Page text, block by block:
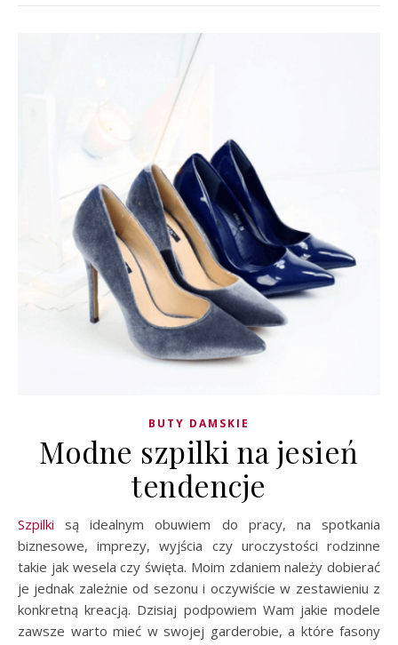
BUTY DAMSKIE
Modne szpilki na jesień
tendencje
Szpilki są idealnym obuwiem do pracy, na spotkania
biznesowe, imprezy, wyjścia czy uroczystości rodzinne
takie jak wesela czy święta. Moim zdaniem należy dobierać
je jednak zależnie od sezonu i oczywiście w zestawieniu z
konkretną kreacją. Dzisiaj podpowiem Wam jakie modele
zawsze warto mieć w swojej garderobie, a które fasony